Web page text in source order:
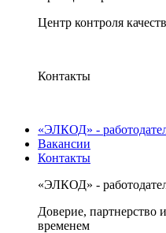
Центр контроля
Контакты
«ЭЛКОД» -
Вакансии
Контакты
«ЭЛКОД» -
Доверие, партнерство
временем